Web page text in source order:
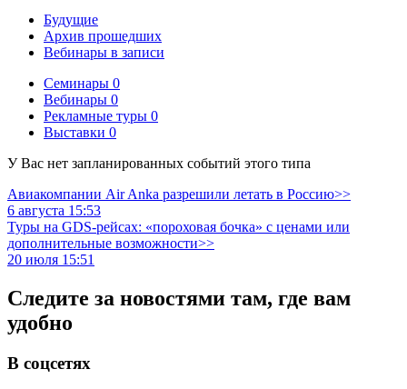
Будущие
Архив прошедших
Вебинары в записи
Семинары 0
Вебинары 0
Рекламные туры 0
Выставки 0
У Вас нет запланированных событий этого типа
Авиакомпании Air Anka разрешили летать в Россию>>
6 августа 15:53
Туры на GDS-рейсах: «пороховая бочка» с ценами или
дополнительные возможности>>
20 июля 15:51
Следите за новостями там, где вам
удобно
В соцсетях